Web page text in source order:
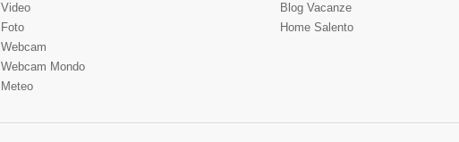
Video
Foto
Webcam
Webcam Mondo
Meteo
Blog Vacanze
Home Salento